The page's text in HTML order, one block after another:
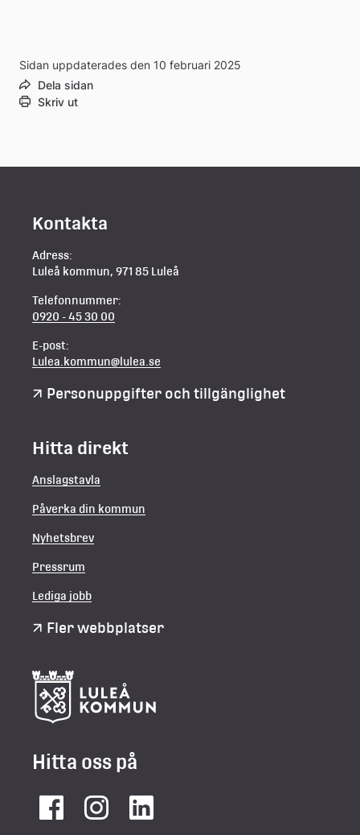
Sidan uppdaterades den 10 februari 2025
Dela sidan
Skriv ut
Kontakta
Adress:
Luleå kommun, 971 85 Luleå
Telefonnummer:
0920 - 45 30 00
E-post:
Lulea.kommun@lulea.se
Personuppgifter och tillgänglighet
Hitta direkt
Anslagstavla
Påverka din kommun
Nyhetsbrev
Pressrum
Lediga jobb
Fler webbplatser
Hitta oss på
FacebookInstagramLinkedIn